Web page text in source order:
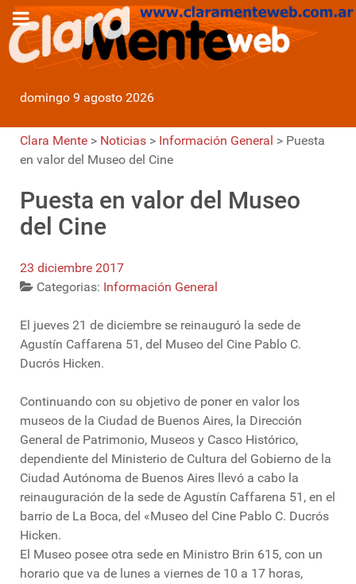
domingo 9 agosto 2026
Clara Mente > Noticias > Información General > Puesta
en valor del Museo del Cine
Puesta en valor del Museo
del Cine
23 diciembre 2017
Categorias: Información General
El jueves 21 de diciembre se reinauguró la sede de
Agustín Caffarena 51, del Museo del Cine Pablo C.
Ducrós Hicken.
Continuando con su objetivo de poner en valor los
museos de la Ciudad de Buenos Aires, la Dirección
General de Patrimonio, Museos y Casco Histórico,
dependiente del Ministerio de Cultura del Gobierno de la
Ciudad Autónoma de Buenos Aires llevó a cabo la
reinauguración de la sede de Agustín Caffarena 51, en el
barrio de La Boca, del «Museo del Cine Pablo C. Ducrós
Hicken.
El Museo posee otra sede en Ministro Brin 615, con un
horario que va de lunes a viernes de 10 a 17 horas,